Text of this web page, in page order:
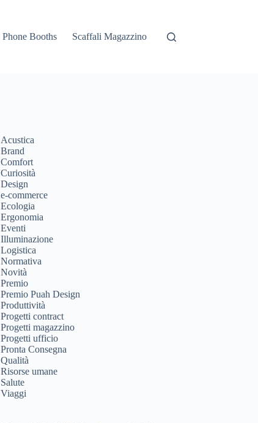
Phone Booths Scaffali Magazzino
Acustica
Brand
Comfort
Curiosità
Design
e-commerce
Ecologia
Ergonomia
Eventi
Illuminazione
Logistica
Normativa
Novità
Premio
Premio Puah Design
Produttività
Progetti contract
Progetti magazzino
Progetti ufficio
Pronta Consegna
Qualità
Risorse umane
Salute
Viaggi